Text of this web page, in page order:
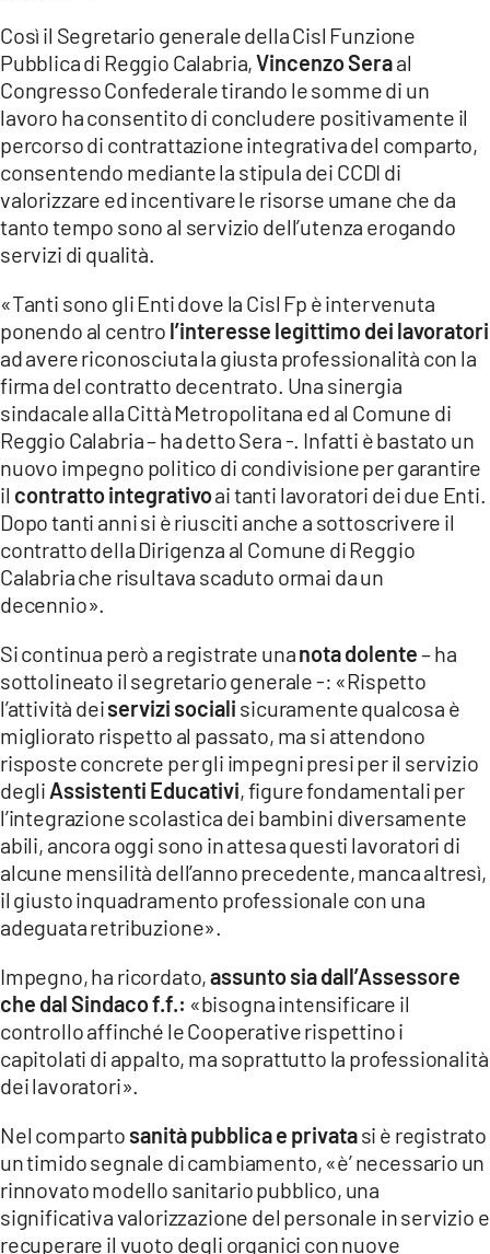
LACAPITALENEWS.IT
App
ANDROID
APPLE
Così il Segretario generale della Cisl Funzione
Pubblica di Reggio Calabria,Vincenzo Seraal
Congresso Confederale tirando le somme di un
lavoro ha consentito di concludere positivamente il
percorso di contrattazione integrativa del comparto,
consentendo mediante la stipula dei CCDI di
valorizzare ed incentivare le risorse umane che da
tanto tempo sono al servizio dell’utenza erogando
servizi di qualità.
«Tanti sono gli Enti dove la Cisl Fp è intervenuta
ponendo al centro l’interesse legittimo dei lavoratori
ad avere riconosciuta la giusta professionalità con la
firma del contratto decentrato. Una sinergia
sindacale alla Città Metropolitana ed al Comune di
Reggio Calabria – ha detto Sera -. Infatti è bastato un
nuovo impegno politico di condivisione per garantire
il contratto integrativoai tanti lavoratori dei due Enti.
Dopo tanti anni si è riusciti anche a sottoscrivere il
contratto della Dirigenza al Comune di Reggio
Calabria che risultava scaduto ormai da un
decennio».
Si continua però a registrate unanota dolente– ha
sottolineato il segretario generale -: «Rispetto
l’attività deiservizi sociali sicuramente qualcosa è
migliorato rispetto al passato, ma si attendono
risposte concrete per gli impegni presi per il servizio
degli Assistenti Educativi, figure fondamentali per
l’integrazione scolastica dei bambini diversamente
abili, ancora oggi sono in attesa questi lavoratori di
alcune mensilità dell’anno precedente, manca altresì,
il giusto inquadramento professionale con una
adeguata retribuzione».
Impegno, ha ricordato,assunto sia dall’Assessore
che dal Sindaco f.f.: «bisogna intensificare il
controllo affinché le Cooperative rispettino i
capitolati di appalto, ma soprattutto la professionalità
dei lavoratori».
Nel comparto sanità pubblica e privatasi è registrato
un timido segnale di cambiamento, «è’ necessario un
rinnovato modello sanitario pubblico, una
significativa valorizzazione del personale in servizio e
recuperare il vuoto degli organici con nuove